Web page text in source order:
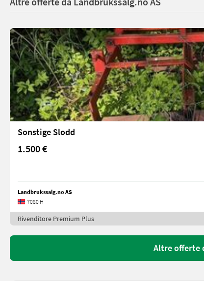
Sonstige Slodd
1.500 €
Landbrukssalg.no AS
7080 H
Rivenditore Premium Plus
Altre offerte